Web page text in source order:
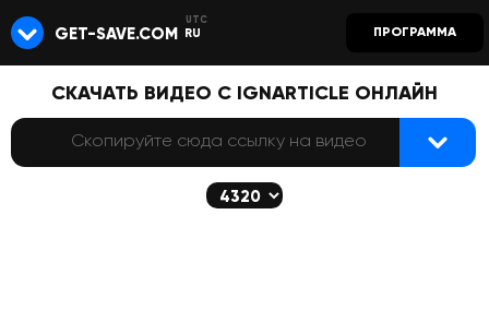
GET-SAVE.COM RU ПРОГРАММА
СКАЧАТЬ ВИДЕО С IGNARTICLE ОНЛАЙН